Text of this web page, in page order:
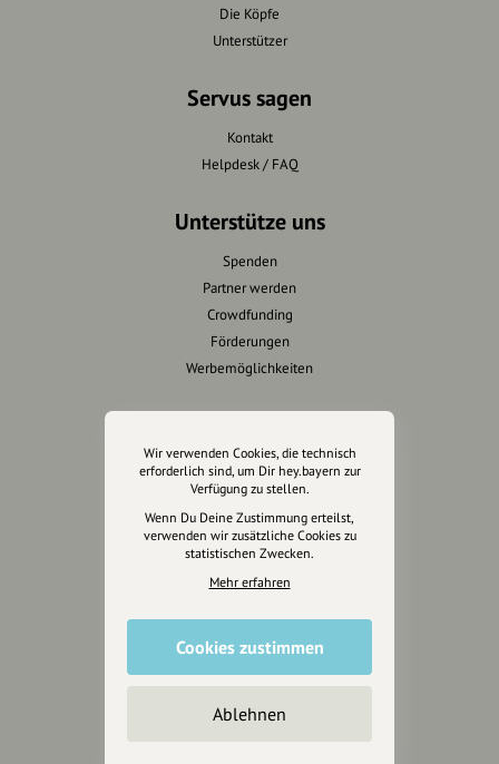
Die Köpfe
Unterstützer
Servus sagen
Kontakt
Helpdesk / FAQ
Unterstütze uns
Spenden
Partner werden
Crowdfunding
Förderungen
Werbemöglichkeiten
Impressum
Datenschutz
AGB
Cookies zurücksetzen
Mediakit
Wir verwenden Cookies, die technisch
erforderlich sind, um Dir hey.bayern zur
Verfügung zu stellen.
Wenn Du Deine Zustimmung erteilst,
verwenden wir zusätzliche Cookies zu
statistischen Zwecken.
Mehr erfahren
Cookies zustimmen
Ablehnen